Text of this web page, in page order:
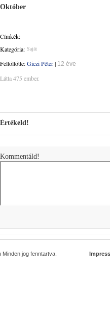
Október
Címkék:
Kategória: Saját
Feltöltötte:Giczi Péter| 12 éve
Látta 475 ember.
Értékeld!
Kommentáld!
jog fenntartva.